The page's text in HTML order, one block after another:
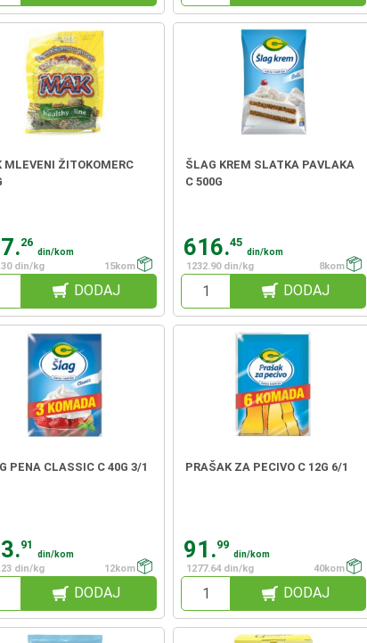
MLEVENI ŽITOKOMERC
26
din/kom
din/kg
15kom
DODAJ
ŠLAG KREM SLATKA PAVLAKA
C 500G
616.45
din/kom
1232.90 din/kg
8kom
DODAJ
PENA CLASSIC C 40G 3/1
91
din/kom
din/kg
12kom
DODAJ
PRAŠAK ZA PECIVO C 12G 6/1
91.99
din/kom
1277.64 din/kg
40kom
DODAJ